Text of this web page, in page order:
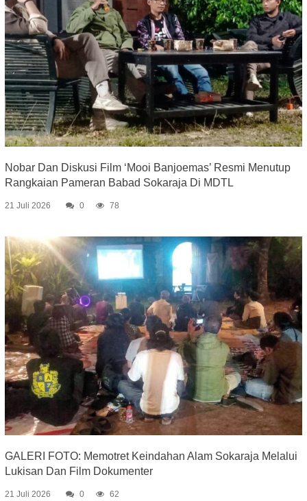
Nobar Dan Diskusi Film ‘Mooi Banjoemas’ Resmi Menutup
Rangkaian Pameran Babad Sokaraja Di MDTL
21 Juli 2026 0 78
GALERI FOTO: Memotret Keindahan Alam Sokaraja Melalui
Lukisan Dan Film Dokumenter
21 Juli 2026 0 62